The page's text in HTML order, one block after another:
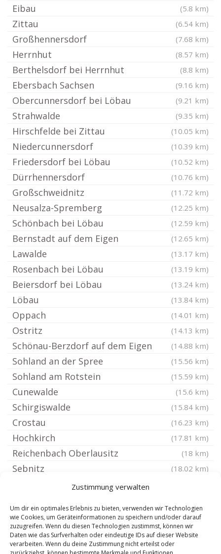
Zustimmung verwalten
Um dir ein optimales Erlebnis zu bieten, verwenden wir Technologien
wie Cookies, um Geräteinformationen zu speichern und/oder darauf
zuzugreifen. Wenn du diesen Technologien zustimmst, können wir
Daten wie das Surfverhalten oder eindeutige IDs auf dieser Website
verarbeiten. Wenn du deine Zustimmung nicht erteilst oder
Eibau (5.8 km)
Zittau (6.54 km)
Großhennersdorf (7.68 km)
Herrnhut (8.57 km)
Berthelsdorf bei Herrnhut (8.8 km)
Ebersbach Sachsen (9.16 km)
Obercunnersdorf bei Löbau (9.21 km)
Strahwalde (9.35 km)
Hirschfelde bei Zittau (10.05 km)
Niedercunnersdorf (10.39 km)
Friedersdorf bei Löbau (10.52 km)
Dürrhennersdorf (10.76 km)
Großschweidnitz (11.72 km)
Neusalza-Spremberg (12.25 km)
Schönbach bei Löbau (12.59 km)
Bernstadt auf dem Eigen (12.65 km)
Lawalde (13.17 km)
Rosenbach bei Löbau (13.19 km)
Beiersdorf bei Löbau (13.24 km)
Löbau (13.84 km)
Oppach (14.01 km)
Ostritz (14.13 km)
Schönau-Berzdorf auf dem Eigen (14.88 km)
Sohland an der Spree (15.56 km)
Sohland am Rotstein (15.59 km)
Cunewalde (15.6 km)
Schirgiswalde (15.84 km)
Crostau (16.23 km)
Hochkirch (17.81 km)
Reichenbach Oberlausitz (18 km)
Sebnitz (18.02 km)
Markersdorf bei Görlitz (18.32 km)
Wilthen (18.51 km)
Steinigtwolmsdorf (18.52 km)